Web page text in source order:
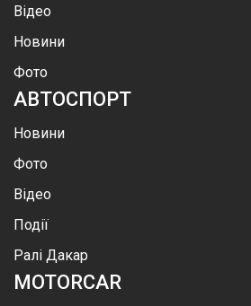
Відео
Новини
Фото
АВТОСПОРТ
Новини
Фото
Відео
Події
Ралі Дакар
MOTORCAR